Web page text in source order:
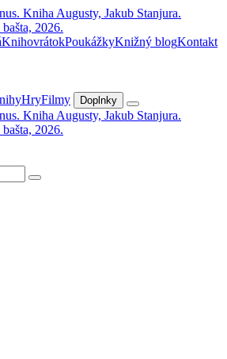
KnihovrátokPoukážkyKnižný blogKontakt
HryFilmy Doplnky